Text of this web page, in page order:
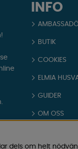
INFO
BUTIK
COOKIES
ELMIA
GUIDER
OM OSS
dels om helt